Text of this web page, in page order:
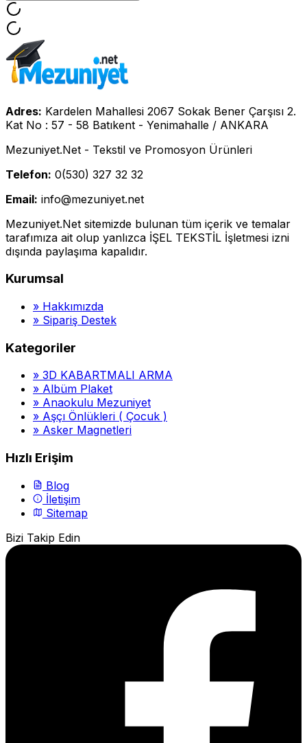
Adres: Kardelen Mahallesi 2067 Sokak Bener Çarşısı 2.
Kat No : 57 - 58 Batıkent - Yenimahalle / ANKARA
Mezuniyet.Net - Tekstil ve Promosyon Ürünleri
Telefon: 0(530) 327 32 32
Email: info@mezuniyet.net
Mezuniyet.Net sitemizde bulunan tüm içerik ve temalar
tarafımıza ait olup yanlızca İŞEL TEKSTİL İşletmesi izni
dışında paylaşıma kapalıdır.
Kurumsal
» Hakkımızda
» Sipariş Destek
Kategoriler
» 3D KABARTMALI ARMA
» Albüm Plaket
» Anaokulu Mezuniyet
» Aşçı Önlükleri ( Çocuk )
» Asker Magnetleri
Hızlı Erişim
Blog
İletişim
Sitemap
Bizi Takip Edin